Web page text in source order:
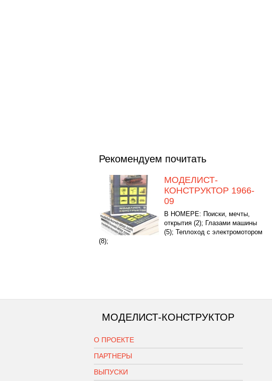
Рекомендуем почитать
МОДЕЛИСТ-
КОНСТРУКТОР 1966-
09
В НОМЕРЕ: Поиски, мечты,
открытия (2); Глазами машины
(5); Теплоход с электромотором
(8);
МОДЕЛИСТ-КОНСТРУКТОР
О ПРОЕКТЕ
ПАРТНЕРЫ
ВЫПУСКИ